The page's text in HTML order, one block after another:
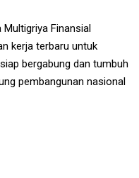
Multigriya Finansial
kerja terbaru untuk
bergabung dan tumbuh
pembangunan nasional